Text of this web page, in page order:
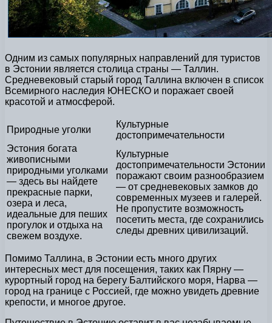
Одним из самых популярных направлений для туристов
в Эстонии является столица страны — Таллин.
Средневековый старый город Таллина включен в список
Всемирного наследия ЮНЕСКО и поражает своей
красотой и атмосферой.
Природные уголки
Культурные
достопримечательности
Эстония богата
живописными
природными уголками
— здесь вы найдете
прекрасные парки,
озера и леса,
идеальные для пеших
прогулок и отдыха на
свежем воздухе.
Культурные
достопримечательности Эстонии
поражают своим разнообразием
— от средневековых замков до
современных музеев и галерей.
Не пропустите возможность
посетить места, где сохранились
следы древних цивилизаций.
Помимо Таллина, в Эстонии есть много других
интересных мест для посещения, таких как Пярну —
курортный город на берегу Балтийского моря, Нарва —
город на границе с Россией, где можно увидеть древние
крепости, и многое другое.